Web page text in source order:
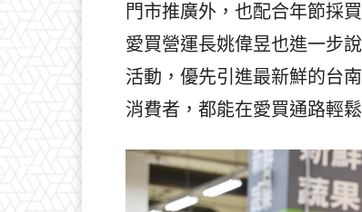
門市推廣外，也配合年節採
愛買營運長姚偉昱也進一步
活動，優先引進最新鮮的台
消費者，都能在愛買通路輕